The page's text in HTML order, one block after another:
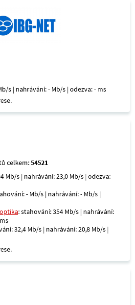
s | nahrávání: - Mb/s | odezva: - ms
celkem:54521
Mb/s | nahrávání: 23,0 Mb/s | odezva:
- Mb/s | nahrávání: - Mb/s |
: stahování: 354 Mb/s | nahrávání:
32,4 Mb/s | nahrávání: 20,8 Mb/s |